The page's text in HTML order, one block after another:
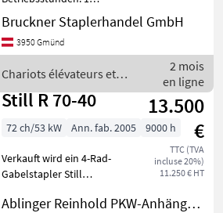
Hubkraft: 2500 kg Hubhöhe:
4500 mm Mast: Triplex
Antrieb: Elektro Wir liefern
wird ein Linde T
Bruckner Staplerhandel GmbH
3950 Gmünd
Chariots élévateurs et
techniques de stockage /
Linde
2 mois
en ligne
Still R 70-40
13.500
€
TTC (TVA
incluse 20%)
11.250 € HT
72 ch/53 kW Ann. fab. 2005 9000 h
Verkauft wird ein 4-Rad-
Gabelstapler Still
zul. Gesamtgewicht:
Ablinger Reinhold PKW-Anhänger und Fahrzeugbau Ges.m.b.H.